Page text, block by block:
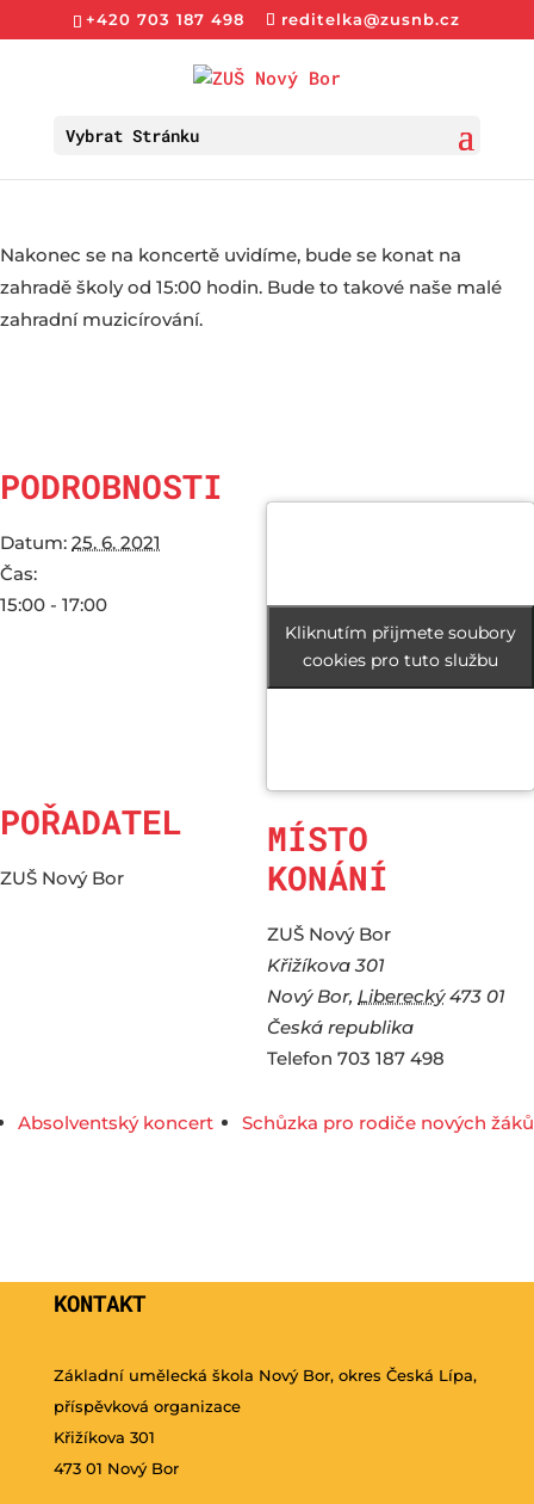
+420 703 187 498 reditelka@zusnb.cz
Vybrat Stránku
Nakonec se na koncertě uvidíme, bude se konat na
zahradě školy od 15:00 hodin. Bude to takové naše malé
zahradní muzicírování.
PODROBNOSTI
Datum: 25. 6. 2021
Čas:
15:00 - 17:00
POŘADATEL
ZUŠ Nový Bor
MÍSTO
KONÁNÍ
ZUŠ Nový Bor
Křižíkova 301
Nový Bor, Liberecký 473 01
Česká republika
Telefon 703 187 498
Kliknutím přijmete soubory
cookies pro tuto službu
Kliknutím přijmete soubory
cookies pro tuto službu
Absolventský koncert Schůzka pro rodiče nových žáků
KONTAKT
Základní umělecká škola Nový Bor, okres Česká Lípa,
příspěvková organizace
Křižíkova 301
473 01 Nový Bor